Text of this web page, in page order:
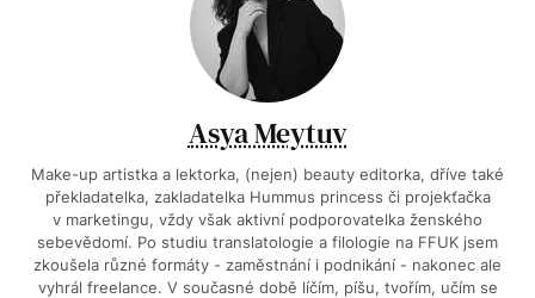
Asya Meytuv
Make-up artistka a lektorka, (nejen) beauty editorka, dříve také
překladatelka, zakladatelka Hummus princess či projekťačka
v marketingu, vždy však aktivní podporovatelka ženského
sebevědomí. Po studiu translatologie a filologie na FFUK jsem
zkoušela různé formáty - zaměstnání i podnikání - nakonec ale
vyhrál freelance. V současné době líčím, píšu, tvořím, učím se